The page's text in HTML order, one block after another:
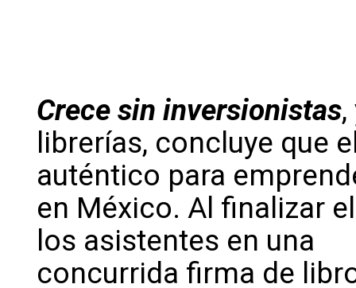
Crece sin inversionistas
librerías, concluye que
auténtico para
en México. Al finalizar
los asistentes en una
concurrida firma de